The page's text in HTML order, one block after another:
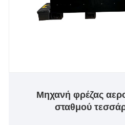
Μηχανή φρέζας
σταθμού